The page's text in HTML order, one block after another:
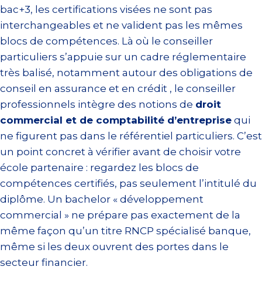
bac+3, les certifications visées ne sont pas
interchangeables et ne valident pas les mêmes
blocs de compétences. Là où le conseiller
particuliers s’appuie sur un cadre réglementaire
très balisé, notamment autour des obligations de
conseil en assurance et en crédit , le conseiller
professionnels intègre des notions de droit
commercial et de comptabilité d’entreprise qui
ne figurent pas dans le référentiel particuliers. C’est
un point concret à vérifier avant de choisir votre
école partenaire : regardez les blocs de
compétences certifiés, pas seulement l’intitulé du
diplôme. Un bachelor « développement
commercial » ne prépare pas exactement de la
même façon qu’un titre RNCP spécialisé banque,
même si les deux ouvrent des portes dans le
secteur financier.